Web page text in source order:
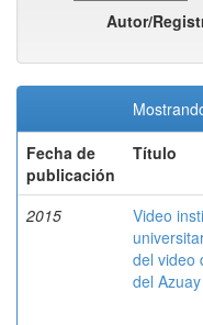
Autor/
Fecha de
publicación
Título
2015
Video
del video
del Azuay